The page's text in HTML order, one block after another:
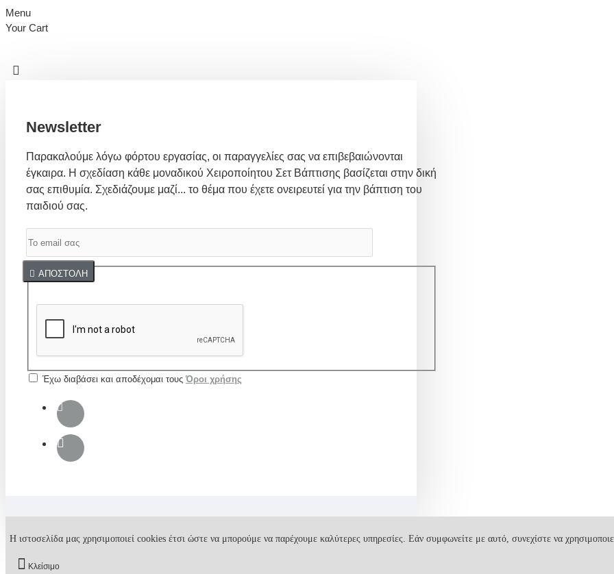
Menu
Your Cart
Newsletter
Παρακαλούμε λόγω φόρτου εργασίας, οι παραγγελίες σας να επιβεβαιώνονται
έγκαιρα. Η σχεδίαση κάθε μοναδικού Χειροποίητου Σετ Βάπτισης βασίζεται στην δική
σας επιθυμία. Σχεδιάζουμε μαζί... το θέμα που έχετε ονειρευτεί για την βάπτιση του
παιδιού σας.
ΑΠΟΣΤΟΛΉ
Captcha
Έχω διαβάσει και αποδέχομαι τους Όροι χρήσης
Η ιστοσελίδα μας χρησιμοποιεί cookies έτσι ώστε να μπορούμε να παρέχουμε καλύτερες υπηρεσίες. Εάν συμφωνείτε με αυτό, συνεχίστε να
Κλείσιμο